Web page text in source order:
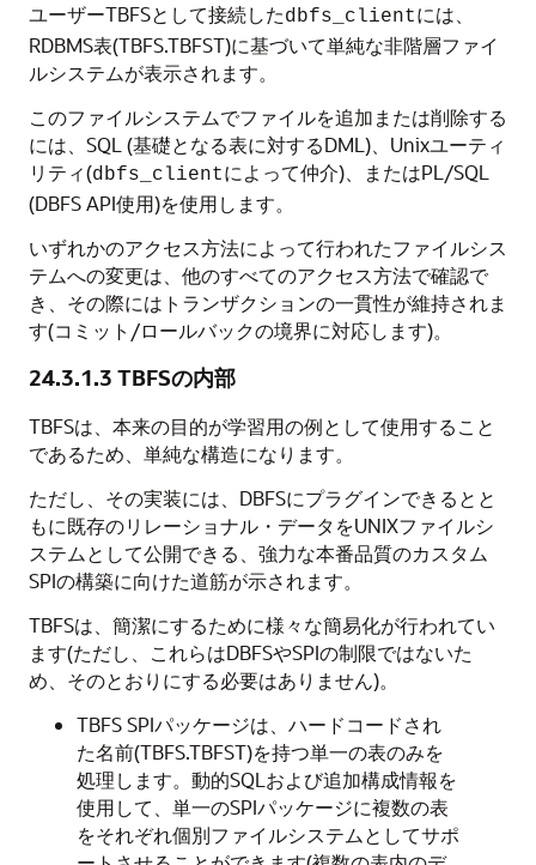
ユーザーTBFSとして接続したdbfs_clientには、
RDBMS表(TBFS.TBFST)に基づいて単純な非階層ファイ
ルシステムが表示されます。
このファイルシステムでファイルを追加または削除する
には、SQL (基礎となる表に対するDML)、Unixユーティ
リティ(dbfs_clientによって仲介)、またはPL/SQL
(DBFS API使用)を使用します。
いずれかのアクセス方法によって行われたファイルシス
テムへの変更は、他のすべてのアクセス方法で確認で
き、その際にはトランザクションの一貫性が維持されま
す(コミット/ロールバックの境界に対応します)。
24.3.1.3 TBFSの内部
TBFSは、本来の目的が学習用の例として使用すること
であるため、単純な構造になります。
ただし、その実装には、DBFSにプラグインできるとと
もに既存のリレーショナル・データをUNIXファイルシ
ステムとして公開できる、強力な本番品質のカスタム
SPIの構築に向けた道筋が示されます。
TBFSは、簡潔にするために様々な簡易化が行われてい
ます(ただし、これらはDBFSやSPIの制限ではないた
め、そのとおりにする必要はありません)。
TBFS SPIパッケージは、ハードコードされ
た名前(TBFS.TBFST)を持つ単一の表のみを
処理します。動的SQLおよび追加構成情報を
使用して、単一のSPIパッケージに複数の表
をそれぞれ個別ファイルシステムとしてサポ